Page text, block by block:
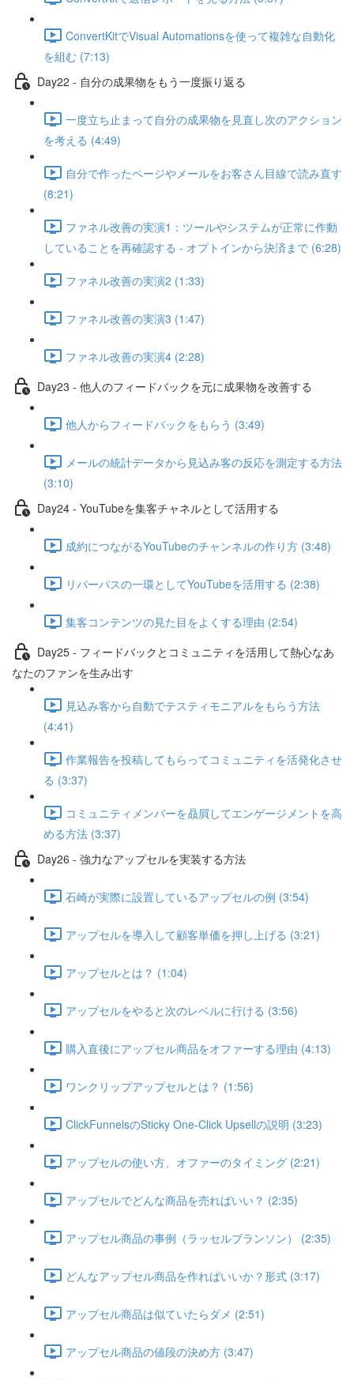
ConvertKitでVisual Automationsを使って複雑な自動化
を組む (7:13)
Day22 - 自分の成果物をもう一度振り返る
一度立ち止まって自分の成果物を見直し次のアクション
を考える (4:49)
自分で作ったページやメールをお客さん目線で読み直す
(8:21)
ファネル改善の実演1：ツールやシステムが正常に作動
していることを再確認する - オプトインから決済まで (6:28)
ファネル改善の実演2 (1:33)
ファネル改善の実演3 (1:47)
ファネル改善の実演4 (2:28)
Day23 - 他人のフィードバックを元に成果物を改善する
他人からフィードバックをもらう (3:49)
メールの統計データから見込み客の反応を測定する方法
(3:10)
Day24 - YouTubeを集客チャネルとして活用する
成約につながるYouTubeのチャンネルの作り方 (3:48)
リパーパスの一環としてYouTubeを活用する (2:38)
集客コンテンツの見た目をよくする理由 (2:54)
Day25 - フィードバックとコミュニティを活用して熱心なあ
なたのファンを生み出す
見込み客から自動でテスティモニアルをもらう方法
(4:41)
作業報告を投稿してもらってコミュニティを活発化させ
る (3:37)
コミュニティメンバーを贔屓してエンゲージメントを高
める方法 (3:37)
Day26 - 強力なアップセルを実装する方法
石崎が実際に設置しているアップセルの例 (3:54)
アップセルを導入して顧客単価を押し上げる (3:21)
アップセルとは？ (1:04)
アップセルをやると次のレベルに行ける (3:56)
購入直後にアップセル商品をオファーする理由 (4:13)
ワンクリップアップセルとは？ (1:56)
ClickFunnelsのSticky One-Click Upsellの説明 (3:23)
アップセルの使い方、オファーのタイミング (2:21)
アップセルでどんな商品を売ればいい？ (2:35)
アップセル商品の事例（ラッセルブランソン） (2:35)
どんなアップセル商品を作ればいいか？形式 (3:17)
アップセル商品は似ていたらダメ (2:51)
アップセル商品の値段の決め方 (3:47)